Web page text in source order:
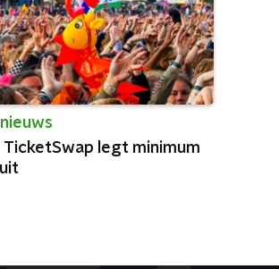
TicketSwap legt minimum